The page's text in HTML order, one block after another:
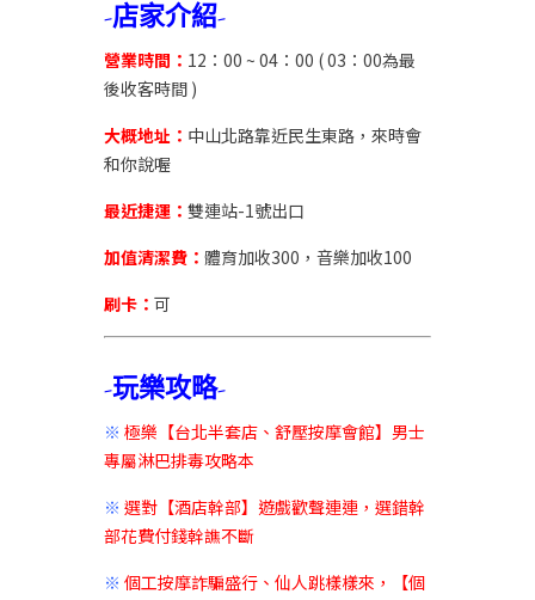
-店家介紹-
營業時間： 12：00 ~ 04：00 ( 03：00為最
後收客時間 )
大概地址： 中山北路靠近民生東路 ，來時會
和你說喔
最近捷運： 雙連站-1號出口
加值清潔費： 體育加收300，音樂加收100
刷卡 ： 可
-玩樂攻略-
※ 極樂【台北半套店、舒壓按摩會館】男士
專屬淋巴排毒攻略本
※ 選對【酒店幹部】遊戲歡聲連連，選錯幹
部花費付錢幹譙不斷
※ 個工按摩詐騙盛行、仙人跳樣樣來，【個